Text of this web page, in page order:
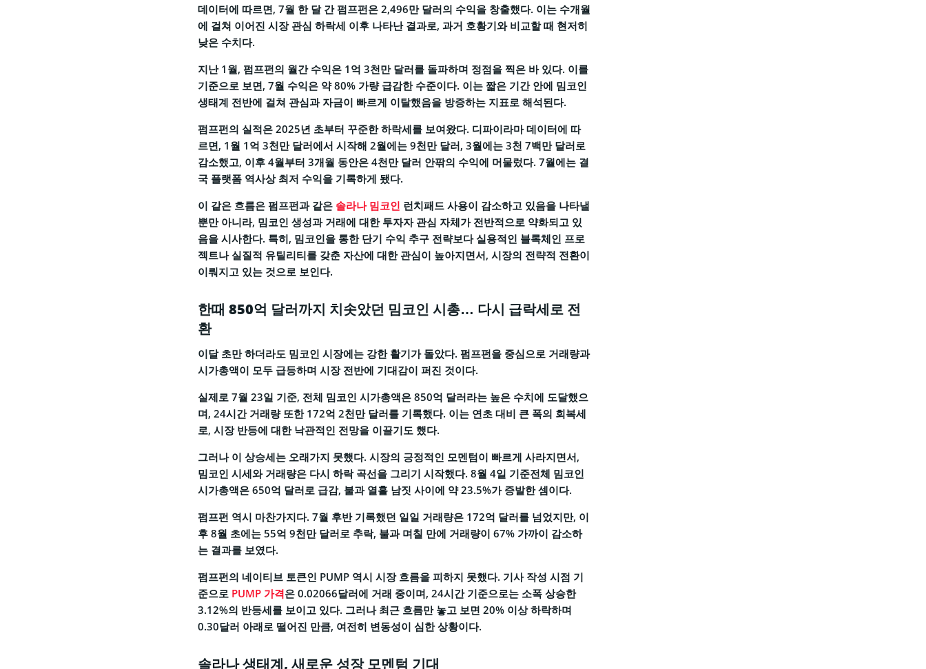
데이터에 따르면, 7월 한 달 간 펌프펀은 2,496만 달러의 수익을 창출했다. 이는 수개월
에 걸쳐 이어진 시장 관심 하락세 이후 나타난 결과로, 과거 호황기와 비교할 때 현저히
낮은 수치다.
지난 1월, 펌프펀의 월간 수익은 1억 3천만 달러를 돌파하며 정점을 찍은 바 있다. 이를
기준으로 보면, 7월 수익은 약 80% 가량 급감한 수준이다. 이는 짧은 기간 안에 밈코인
생태계 전반에 걸쳐 관심과 자금이 빠르게 이탈했음을 방증하는 지표로 해석된다.
펌프펀의 실적은 2025년 초부터 꾸준한 하락세를 보여왔다. 디파이라마 데이터에 따
르면, 1월 1억 3천만 달러에서 시작해 2월에는 9천만 달러, 3월에는 3천 7백만 달러로
감소했고, 이후 4월부터 3개월 동안은 4천만 달러 안팎의 수익에 머물렀다. 7월에는 결
국 플랫폼 역사상 최저 수익을 기록하게 됐다.
이 같은 흐름은 펌프펀과 같은 솔라나 밈코인 런치패드 사용이 감소하고 있음을 나타낼
뿐만 아니라, 밈코인 생성과 거래에 대한 투자자 관심 자체가 전반적으로 약화되고 있
음을 시사한다. 특히, 밈코인을 통한 단기 수익 추구 전략보다 실용적인 블록체인 프로
젝트나 실질적 유틸리티를 갖춘 자산에 대한 관심이 높아지면서, 시장의 전략적 전환이
이뤄지고 있는 것으로 보인다.
한때 850억 달러까지 치솟았던 밈코인 시총… 다시 급락세로 전
환
이달 초만 하더라도 밈코인 시장에는 강한 활기가 돌았다. 펌프펀을 중심으로 거래량과
시가총액이 모두 급등하며 시장 전반에 기대감이 퍼진 것이다.
실제로 7월 23일 기준, 전체 밈코인 시가총액은 850억 달러라는 높은 수치에 도달했으
며, 24시간 거래량 또한 172억 2천만 달러를 기록했다. 이는 연초 대비 큰 폭의 회복세
로, 시장 반등에 대한 낙관적인 전망을 이끌기도 했다.
그러나 이 상승세는 오래가지 못했다. 시장의 긍정적인 모멘텀이 빠르게 사라지면서,
밈코인 시세와 거래량은 다시 하락 곡선을 그리기 시작했다. 8월 4일 기준전체 밈코인
시가총액은 650억 달러로 급감, 불과 열흘 남짓 사이에 약 23.5%가 증발한 셈이다.
펌프펀 역시 마찬가지다. 7월 후반 기록했던 일일 거래량은 172억 달러를 넘었지만, 이
후 8월 초에는 55억 9천만 달러로 추락, 불과 며칠 만에 거래량이 67% 가까이 감소하
는 결과를 보였다.
펌프펀의 네이티브 토큰인 PUMP 역시 시장 흐름을 피하지 못했다. 기사 작성 시점 기
준으로 PUMP 가격은 0.02066달러에 거래 중이며, 24시간 기준으로는 소폭 상승한
3.12%의 반등세를 보이고 있다. 그러나 최근 흐름만 놓고 보면 20% 이상 하락하며
0.30달러 아래로 떨어진 만큼, 여전히 변동성이 심한 상황이다.
솔라나 생태계, 새로운 성장 모멘텀 기대